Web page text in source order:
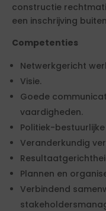
constructie
een inschrijving
Competenties
Netwerkgericht
Visie.
Goede
vaardigheden.
Politiek-
Veranderkundig
Plannen en
Verbindend